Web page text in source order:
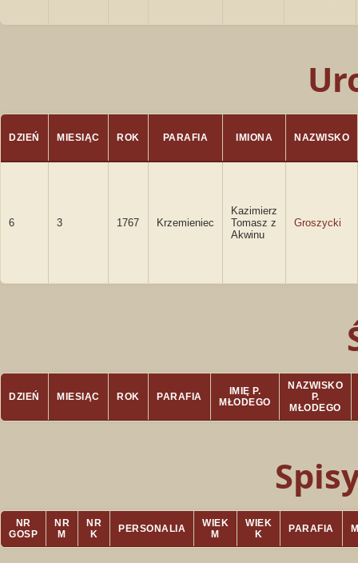
DZIEŃ MIESIĄC ROK PARAFIA IMIONA NAZWISKO
6 3 1767 Krzemieniec
Kazimierz
Tomasz z
Akwinu
Groszycki
DZIEŃ MIESIĄC ROK PARAFIA
IMIĘ P.
MŁODEGO
NAZWISKO
P.
MŁODEGO
NR
GOSP
NR
M
NR
K
PERSONALIA
WIEK
M
WIEK
K
PARAFIA